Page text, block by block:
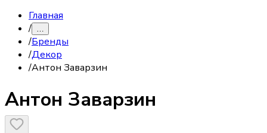
Главная
/ …
/Бренды
/Декор
/Антон Заварзин
Антон Заварзин